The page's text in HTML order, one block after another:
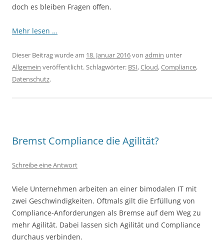
doch es bleiben Fragen offen.
Mehr lesen …
Dieser Beitrag wurde am 18. Januar 2016von admin unter
Allgemein veröffentlicht. Schlagwörter: BSI,Cloud,Compliance,
Datenschutz.
Bremst Compliance die Agilität?
Schreibe eine Antwort
Viele Unternehmen arbeiten an einer bimodalen IT mit
zwei Geschwindigkeiten. Oftmals gilt die Erfüllung von
Compliance-Anforderungen als Bremse auf dem Weg zu
mehr Agilität. Dabei lassen sich Agilität und Compliance
durchaus verbinden.